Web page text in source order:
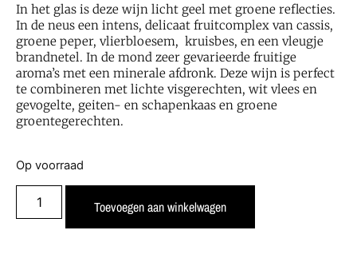
In het glas is deze wijn licht geel met groene reflecties.
In de neus een intens, delicaat fruitcomplex van cassis,
groene peper, vlierbloesem, kruisbes, en een vleugje
brandnetel. In de mond zeer gevarieerde fruitige
aroma’s met een minerale afdronk. Deze wijn is perfect
te combineren met lichte visgerechten, wit vlees en
gevogelte, geiten- en schapenkaas en groene
groentegerechten.
Op voorraad
Toevoegen aan winkelwagen